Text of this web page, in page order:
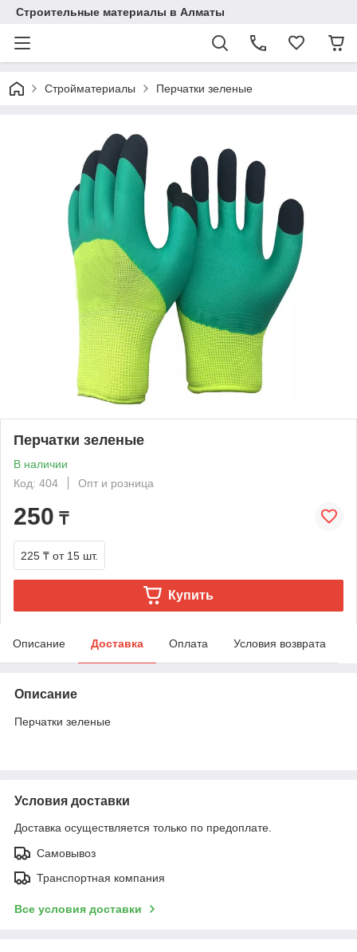
Строительные материалы в Алматы
Стройматериалы Перчатки зеленые
Перчатки зеленые
В наличии
Код: 404
Опт и розница
250 ₸
225 ₸ от 15 шт.
Купить
Описание Доставка Оплата Условия возврата
Описание
Перчатки зеленые
Условия доставки
Доставка осуществляется только по предоплате.
Самовывоз
Транспортная компания
Все условия доставки